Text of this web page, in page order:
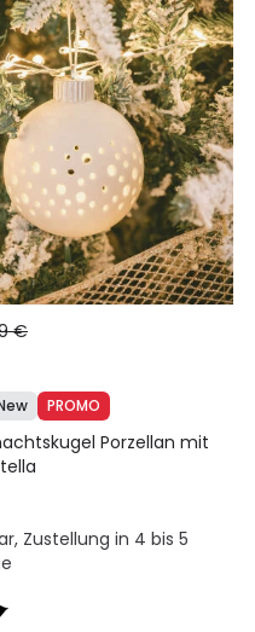
€
PROMO
Porzellan mit
Zustellung in 4 bis 5